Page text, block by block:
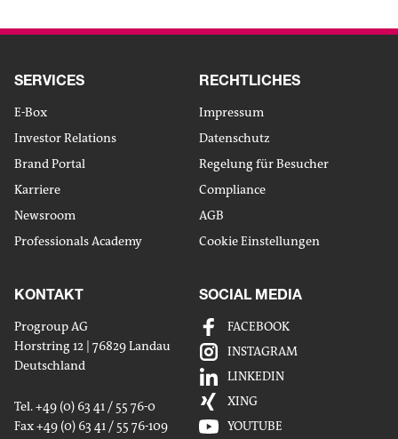
SERVICES
E-Box
Investor Relations
Brand Portal
Karriere
Newsroom
Professionals Academy
RECHTLICHES
Impressum
Datenschutz
Regelung für Besucher
Compliance
AGB
Cookie Einstellungen
KONTAKT
Progroup AG
Horstring 12 | 76829 Landau
Deutschland
Tel. +49 (0) 63 41 / 55 76-0
Fax +49 (0) 63 41 / 55 76-109
SOCIAL MEDIA
FACEBOOK
INSTAGRAM
LINKEDIN
XING
YOUTUBE